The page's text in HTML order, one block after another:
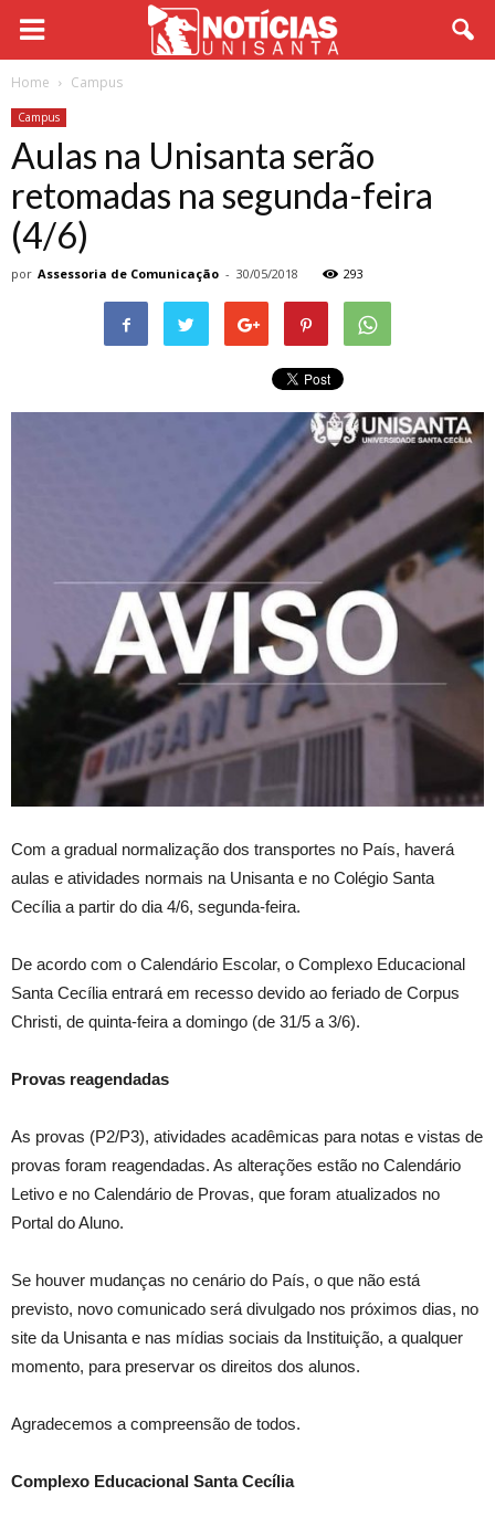
Home Campus
Campus
Aulas na Unisanta serão
retomadas na segunda-feira
(4/6)
por Assessoria de Comunicação - 30/05/2018 293
Com a gradual normalização dos transportes no País, haverá
aulas e atividades normais na Unisanta e no Colégio Santa
Cecília a partir do dia 4/6, segunda-feira.
De acordo com o Calendário Escolar, o Complexo Educacional
Santa Cecília entrará em recesso devido ao feriado de Corpus
Christi, de quinta-feira a domingo (de 31/5 a 3/6).
Provas reagendadas
As provas (P2/P3), atividades acadêmicas para notas e vistas de
provas foram reagendadas. As alterações estão no Calendário
Letivo e no Calendário de Provas, que foram atualizados no
Portal do Aluno.
Se houver mudanças no cenário do País, o que não está
previsto, novo comunicado será divulgado nos próximos dias, no
site da Unisanta e nas mídias sociais da Instituição, a qualquer
momento, para preservar os direitos dos alunos.
Agradecemos a compreensão de todos.
Complexo Educacional Santa Cecília